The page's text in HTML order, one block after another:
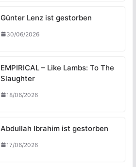
Günter Lenz ist gestorben
30/06/2026
EMPIRICAL – Like Lambs: To The
Slaughter
18/06/2026
Abdullah Ibrahim ist gestorben
17/06/2026